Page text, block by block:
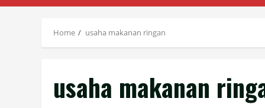
Home usaha makanan ringan
usaha makanan